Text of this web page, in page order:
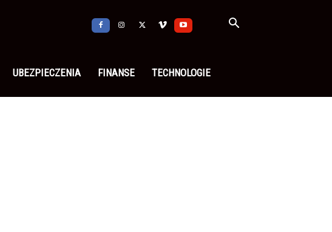
UBEZPIECZENIA FINANSE TECHNOLOGIE